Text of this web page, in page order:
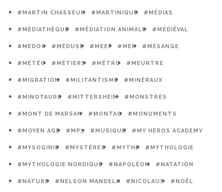
#MARTIN CHASSEUR #MARTINIQUE #MÉDIAS
#MÉDIATHÈQUE #MÉDIATION ANIMALE #MÉDIÉVAL
#MEDOC #MÉDUSE #MEEF #MER #MÉSANGE
#MÉTÉO #MÉTIERS #MÉTRO #MEURTRE
#MIGRATION #MILITANTISME #MINÉRAUX
#MINOTAURE #MITTERSHEIM #MONSTRES
#MONT DE MARSAN #MONTAG #MONUMENTS
#MOYEN AGE #MP3 #MUSIQUE #MY HEROS ACADEMY
#MYSOGINIE #MYSTÈRES #MYTHE #MYTHOLOGIE
#MYTHOLOGIE NORDIQUE #NAPOLÉON #NATATION
#NATURE #NELSON MANDELA #NICOLAUS #NOËL